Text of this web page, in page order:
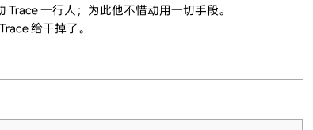
一行人；为此他不惜动用一切手段。
给干掉了。